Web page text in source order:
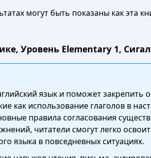
могут быть показаны как эта
Уровень Elementary 1, Сигал
язык и поможет закрепить
как использование глаголов в
правила согласования
читатели смогут легко
языка в повседневных ситуациях.